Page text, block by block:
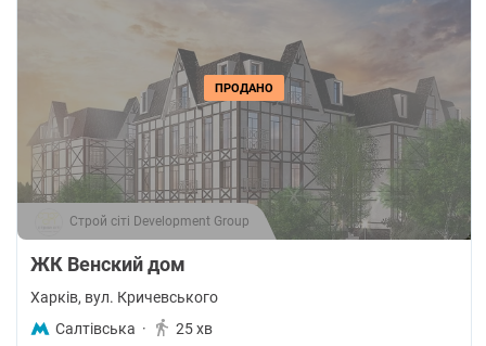
ПРОДАНО
Строй сіті Development Group
ЖК Венский дом
Харків, вул. Кричевського
Салтівська · 25 хв